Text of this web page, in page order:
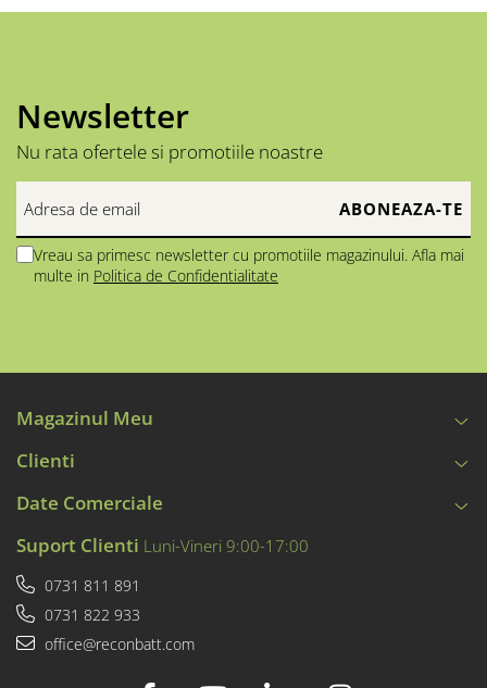
Newsletter
Nu rata ofertele si promotiile noastre
Vreau sa primesc newsletter cu promotiile magazinului. Afla mai
multe in Politica de Confidentialitate
Magazinul Meu
Clienti
Date Comerciale
Suport Clienti Luni-Vineri 9:00-17:00
0731 811 891
0731 822 933
office@reconbatt.com